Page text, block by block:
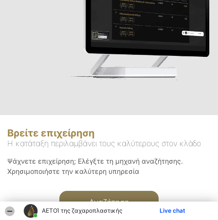
ΑΕΤΟΊ της ζαχαροπλαστικής Live chat
Βρείτε επιχείρηση
Η κατάταξη περιλαμβάνει τους καλύτερους στον κλάδο
Ψάχνετε επιχείρηση; Ελέγξτε τη μηχανή αναζήτησης.
Χρησιμοποιήστε την καλύτερη υπηρεσία
Αναζήτηση